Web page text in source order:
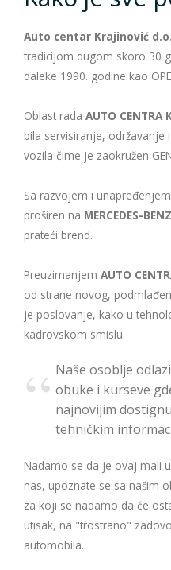
Auto centar Krajinović
tradicijom dugom skoro 30
daleke 1990. godine kao
Oblast rada AUTO CENTRA
bila servisiranje, održavanje
vozila čime je zaokružen
Sa razvojem i
proširen na MERCEDES-BENZ
prateći brend.
Preuzimanjem AUTO
od strane novog,
je poslovanje, kako u
kadrovskom smislu.
Naše osoblje
obuke i kurseve
najnovijim
tehničkim
Nadamo se da je ovaj mali
nas, upoznate se sa našim
za koji se nadamo da će
utisak, na "trostrano"
automobila.